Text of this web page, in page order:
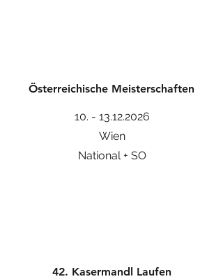
Österreichische Meisterschaften
10. - 13.12.2026
Wien
National + SO
42. Kasermandl Laufen